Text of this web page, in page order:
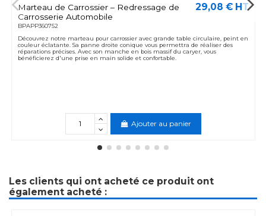
Marteau de Carrossier – Redressage de
Carrosserie Automobile
BPAPP360752
29,08 € HT
Découvrez notre marteau pour carrossier avec grande table circulaire, peint en
couleur éclatante. Sa panne droite conique vous permettra de réaliser des
réparations précises. Avec son manche en bois massif du caryer, vous
bénéficierez d'une prise en main solide et confortable.
Ajouter au panier
Les clients qui ont acheté ce produit ont
également acheté :